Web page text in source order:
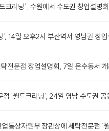
크리닝’, 수원에서 수도권 창업설명
14일 오후2시 부산역서 영남권 창업
탁전문점 창업설명회, 7일 온수동서 개
점 '월드크리닝', 24일 영남 수도권 공
통상자원부 장관상에 세탁전문점 ‘